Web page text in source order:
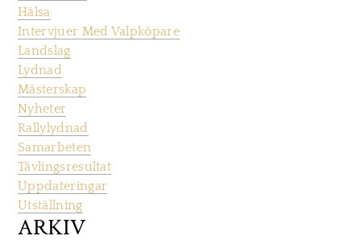
Hälsa
Intervjuer Med Valpköpare
Landslag
Lydnad
Mästerskap
Nyheter
Rallylydnad
Samarbeten
Tävlingsresultat
Uppdateringar
Utställning
ARKIV